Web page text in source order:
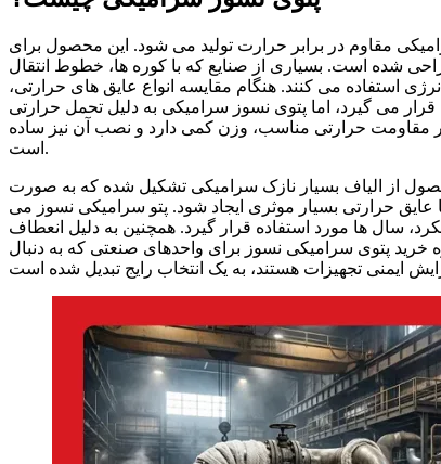
مقاوم در برابر حرارت تولید می شود. این محصول برای
شده است. بسیاری از صنایع که با کوره ها، خطوط انتقال
استفاده می کنند. هنگام مقایسه انواع عایق های حرارتی،
می گیرد، اما پتوی نسوز سرامیکی به دلیل تحمل حرارتی
بر مقاومت حرارتی مناسب، وزن کمی دارد و نصب آن نیز ساده
است.
از الیاف بسیار نازک سرامیکی تشکیل شده که به صورت
عایق حرارتی بسیار موثری ایجاد شود. پتو سرامیکی نسوز می
سال ها مورد استفاده قرار گیرد. همچنین به دلیل انعطاف
پتوی سرامیکی نسوز برای واحدهای صنعتی که به دنبال